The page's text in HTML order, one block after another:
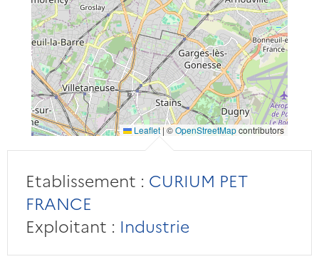
Leaflet |©OpenStreetMapcontributors
Etablissement : CURIUM PET
FRANCE
Exploitant : Industrie